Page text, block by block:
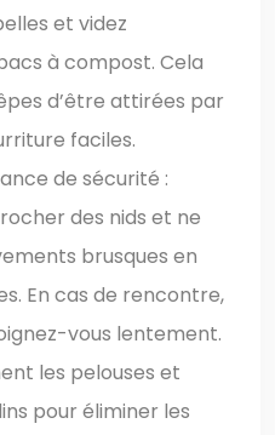
et videz
à compost. Cela
d’être attirées par
faciles.
de sécurité :
des nids et ne
brusques en
En cas de rencontre,
vous lentement.
les pelouses et
pour éliminer les